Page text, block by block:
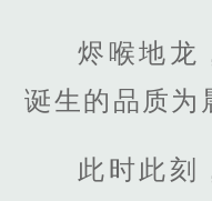
烬喉地龙
诞生的品质为
此时此刻